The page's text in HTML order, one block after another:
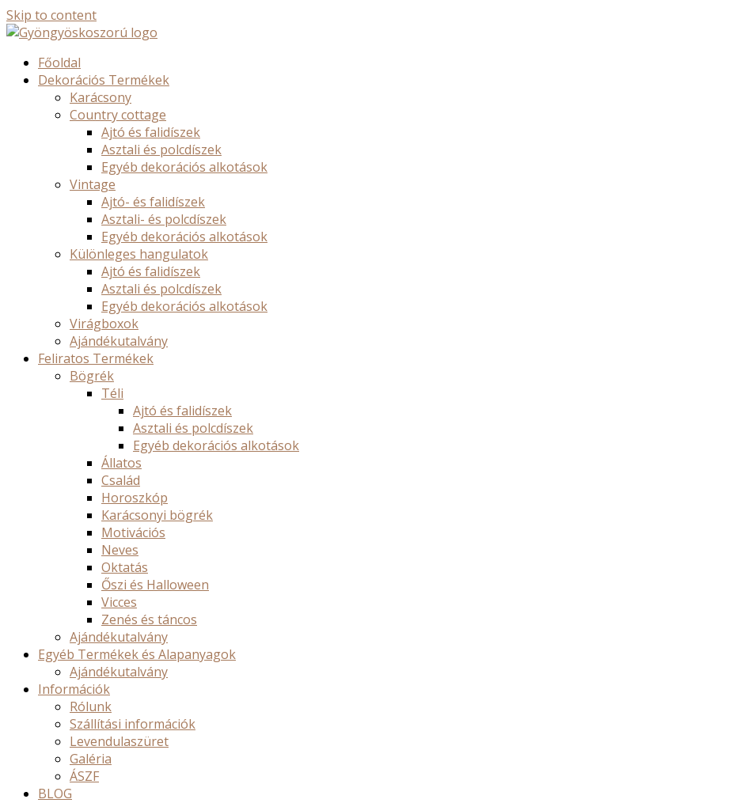
Skip to content
Főoldal
Dekorációs Termékek
Karácsony
Country cottage
Ajtó és falidíszek
Asztali és polcdíszek
Egyéb dekorációs alkotások
Vintage
Ajtó- és falidíszek
Asztali- és polcdíszek
Egyéb dekorációs alkotások
Különleges hangulatok
Ajtó és falidíszek
Asztali és polcdíszek
Egyéb dekorációs alkotások
Virágboxok
Ajándékutalvány
Feliratos Termékek
Bögrék
Téli
Ajtó és falidíszek
Asztali és polcdíszek
Egyéb dekorációs alkotások
Állatos
Család
Horoszkóp
Karácsonyi bögrék
Motivációs
Neves
Oktatás
Őszi és Halloween
Vicces
Zenés és táncos
Ajándékutalvány
Egyéb Termékek és Alapanyagok
Ajándékutalvány
Információk
Rólunk
Szállítási információk
Levendulaszüret
Galéria
ÁSZF
BLOG